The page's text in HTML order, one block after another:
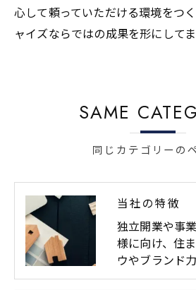
心して頼っていただける環境をつ
ャイズならではの成果を形にしてま
同じカテゴリーの
SAME
当社の特徴
独立開業や事
様に向け、住
ウやブランド